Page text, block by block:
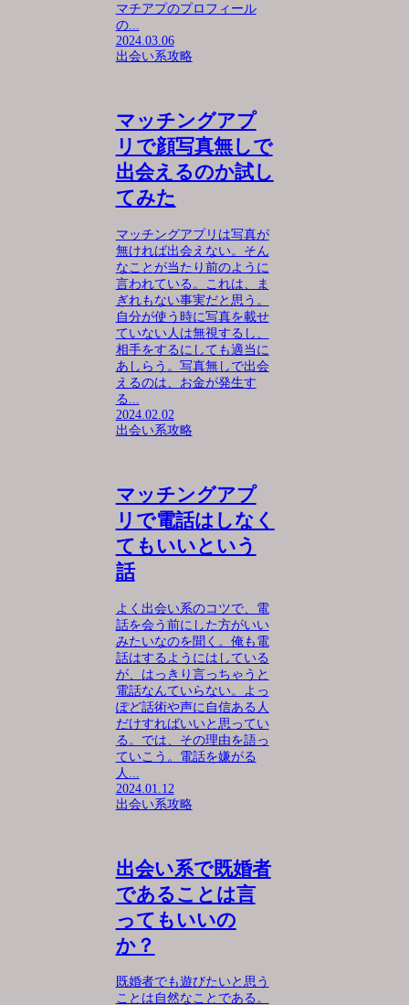
マチアプのプロフィール
の...
2024.03.06
出会い系攻略
マッチングアプ
リで顔写真無しで
出会えるのか試し
てみた
マッチングアプリは写真が
無ければ出会えない。そん
なことが当たり前のように
言われている。これは、ま
ぎれもない事実だと思う。
自分が使う時に写真を載せ
ていない人は無視するし、
相手をするにしても適当に
あしらう。写真無しで出会
えるのは、お金が発生す
る...
2024.02.02
出会い系攻略
マッチングアプ
リで電話はしなく
てもいいという
話
よく出会い系のコツで、電
話を会う前にした方がいい
みたいなのを聞く。俺も電
話はするようにはしている
が、はっきり言っちゃうと
電話なんていらない。よっ
ぽど話術や声に自信ある人
だけすればいいと思ってい
る。では、その理由を語っ
ていこう。電話を嫌がる
人...
2024.01.12
出会い系攻略
出会い系で既婚者
であることは言
ってもいいの
か？
既婚者でも遊びたいと思う
ことは自然なことである。